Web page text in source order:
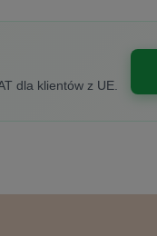
dla klientów z UE.